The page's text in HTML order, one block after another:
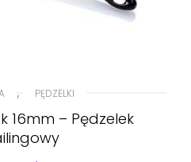
, PĘDZELKI
16mm – Pędzelek